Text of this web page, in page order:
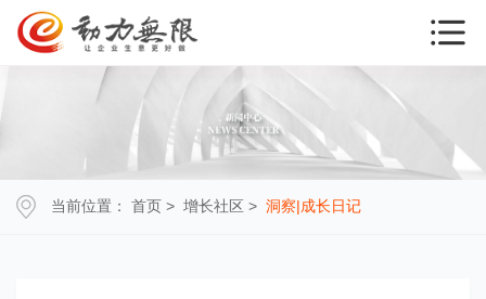
当前位置： 首页 > 增长社区 > 洞察|成长日记